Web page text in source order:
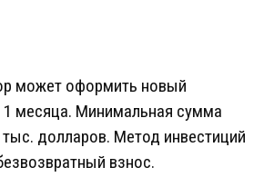
может оформить новый
1 месяца. Минимальная сумма
долларов. Метод инвестиций
взнос.